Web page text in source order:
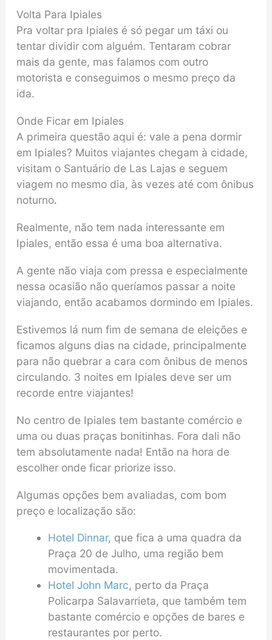
Volta Para Ipiales
Pra voltar pra Ipiales é só pegar um táxi ou
tentar dividir com alguém. Tentaram cobrar
mais da gente, mas falamos com outro
motorista e conseguimos o mesmo preço da
ida.
Onde Ficar em Ipiales
A primeira questão aqui é: vale a pena dormir
em Ipiales? Muitos viajantes chegam à cidade,
visitam o Santuário de Las Lajas e seguem
viagem no mesmo dia, às vezes até com ônibus
noturno.
Realmente, não tem nada interessante em
Ipiales, então essa é uma boa alternativa.
A gente não viaja com pressa e especialmente
nessa ocasião não queríamos passar a noite
viajando, então acabamos dormindo em Ipiales.
Estivemos lá num fim de semana de eleições e
ficamos alguns dias na cidade, principalmente
para não quebrar a cara com ônibus de menos
circulando. 3 noites em Ipiales deve ser um
recorde entre viajantes!
No centro de Ipiales tem bastante comércio e
uma ou duas praças bonitinhas. Fora dali não
tem absolutamente nada! Então na hora de
escolher onde ficar priorize isso.
Algumas opções bem avaliadas, com bom
preço e localização são:
Hotel Dinnar, que fica a uma quadra da
Praça 20 de Julho, uma região bem
movimentada.
Hotel John Marc, perto da Praça
Policarpa Salavarrieta, que também tem
bastante comércio e opções de bares e
restaurantes por perto.